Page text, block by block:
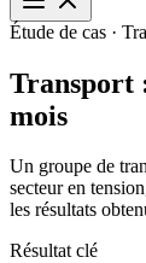
Étude de cas ·
Transport
mois
Un groupe de
secteur en
les résultats
Résultat clé